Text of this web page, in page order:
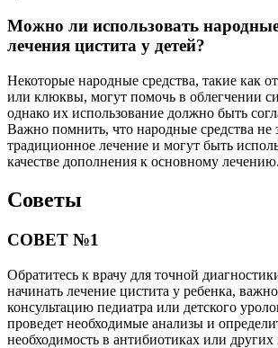
Можно ли использовать народные
лечения цистита у детей?
Некоторые народные средства, такие как
или клюквы, могут помочь в облегчении
однако их использование должно быть
Важно помнить, что народные средства не
традиционное лечение и могут быть
качестве дополнения к основному лечению.
Советы
СОВЕТ №1
Обратитесь к врачу для точной
начинать лечение цистита у ребенка,
консультацию педиатра или детского
проведет необходимые анализы и
необходимость в антибиотиках или других